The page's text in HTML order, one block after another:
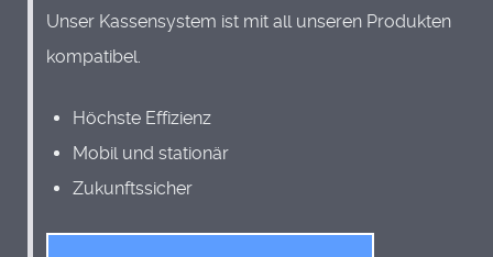
Unser Kassensystem ist mit all unseren Produkten
kompatibel.
Höchste Effizienz
Mobil und stationär
Zukunftssicher